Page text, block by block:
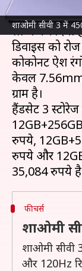
शाओमी सीवी 3 में
शाओमीने अपने
लॉन्च कर दिया
डिवाइस को
कोकोनट ऐश
केवल 7.56mm
ग्राम है।
हैंडसेट 3
रुपये,
रुपये और
फीचर्स
शाओमी
शाओमी सीवी
और 120Hz